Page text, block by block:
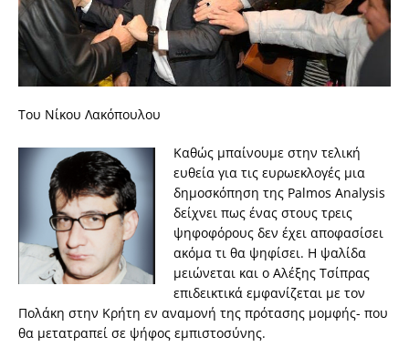
Του Νίκου Λακόπουλου
Καθώς μπαίνουμε στην τελική
ευθεία για τις ευρωεκλογές μια
δημοσκόπηση της Palmos Analysis
δείχνει πως ένας στους τρεις
ψηφοφόρους δεν έχει αποφασίσει
ακόμα τι θα ψηφίσει. Η ψαλίδα
μειώνεται και ο Αλέξης Τσίπρας
επιδεικτικά εμφανίζεται με τον
Πολάκη στην Κρήτη εν αναμονή της πρότασης μομφής- που
θα μετατραπεί σε ψήφος εμπιστοσύνης.